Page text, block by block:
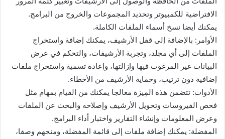
الافتراضية للكمبيوتر وتحديد المجموعات والخروج من البرامج.
يمكنك أيضا نسخ أسماء الملفات الكاملة.
الأوامر: بالإضافة إلى قفل الأرشيف، يمكنك إضافة واستخراج
الملفات إلى أي مجلد، وتجربة الأرشيفات، والتحكم في عرض
البيانات غير المرغوب فيها وإزالتها، وإعادة تسمية واستخراج ملفات
إضافية دون ترتيب، وحماية الأرشيف من الأخطاء.
الأدوات: تتضمن هذه المِيزة معالجا يمكنك من القيام بمهام مثل
فحص الفيروسات وتحويل الأرشيف وإصلاحه والبحث عن الملفات
وعرض المعلومات وإنشاء التقارير واختبار أداء البرامج.
المفضلة: يمكنك إضافة ملفات إلى قائمة المفضلة، ومنحهم وصفا،